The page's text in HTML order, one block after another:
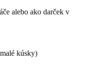
alebo ako darček v
kúsky)